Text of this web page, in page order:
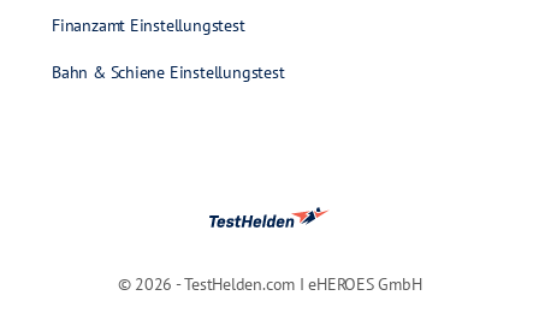
Finanzamt Einstellungstest
Bahn & Schiene Einstellungstest
© 2026 - TestHelden.com I eHEROES GmbH